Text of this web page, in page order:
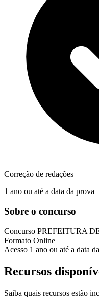
Correção de redações
1 ano ou até a data da prova
Sobre o concurso
Concurso PREFEITURA
Formato Online
Acesso 1 ano ou até a data
Recursos
Saiba quais recursos estão